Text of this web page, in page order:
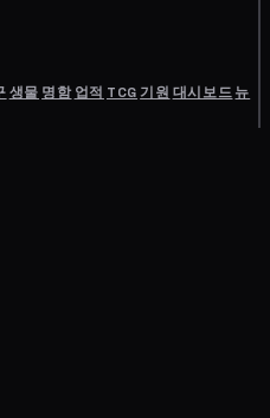
생물 명함 업적 TCG기원 대시보드뉴